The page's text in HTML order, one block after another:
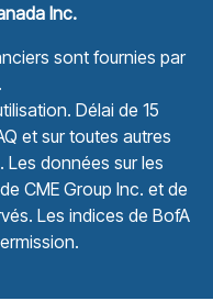
Inc.
sont fournies par
Délai de 15
et sur toutes autres
données sur les
CME Group Inc. et de
Les indices de BofA